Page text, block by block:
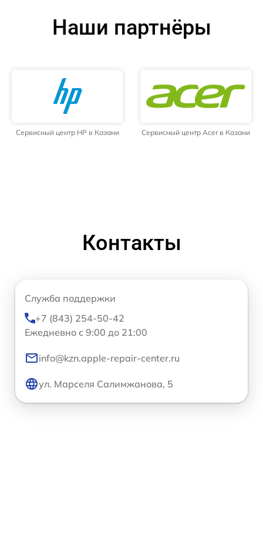
Наши партнёры
Сервисный центр HP в Казани Сервисный центр Acer в Казани
Контакты
Служба поддержки
+7 (843) 254-50-42
Ежедневно с 9:00 до 21:00
info@kzn.apple-repair-center.ru
ул. Марселя Салимжанова, 5